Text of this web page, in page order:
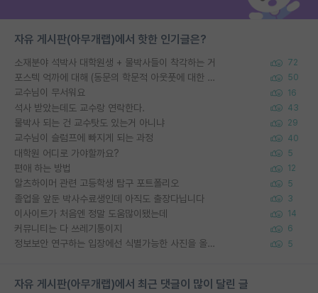
자유 게시판(아무개랩)에서 핫한 인기글은?
소재분야 석박사 대학원생 + 물박사들이 착각하는 거 72
포스텍 억까에 대해 (동문의 학문적 아웃풋에 대한 반박) 50
교수님이 무서워요 16
석사 받았는데도 교수랑 연락한다. 43
물박사 되는 건 교수탓도 있는거 아니냐 29
교수님이 슬럼프에 빠지게 되는 과정 40
대학원 어디로 가야할까요? 5
편애 하는 방법 12
알츠하이머 관련 고등학생 탐구 포트폴리오 5
졸업을 앞둔 박사수료생인데 아직도 출장다닙니다 3
이사이트가 처음엔 정말 도움많이됐는데 14
커뮤니티는 다 쓰레기통이지 6
정보보안 연구하는 입장에선 식별가능한 사진을 올리는건 비추이긴함 5
자유 게시판(아무개랩)에서 최근 댓글이 많이 달린 글